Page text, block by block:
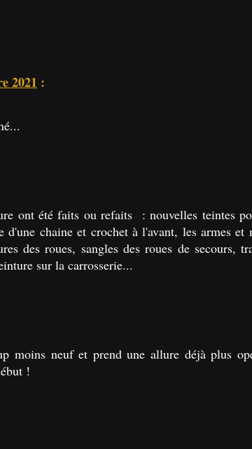
2021 :
ont été faits ou refaits : nouvelles teintes
d'une chaine et crochet à l'avant, les armes et
des roues, sangles des roues de secours,
sur la carrosserie...
moins neuf et prend une allure déjà plus
!